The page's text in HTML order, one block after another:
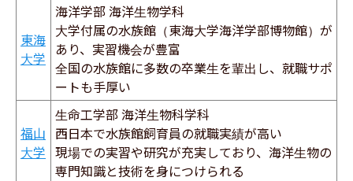
東海
大学
海洋学部 海洋生物学科
大学付属の水族館（東海大学海洋学部博物館）が
あり、実習機会が豊富
全国の水族館に多数の卒業生を輩出し、就職サポ
ートも手厚い
福山
大学
生命工学部 海洋生物科学科
西日本で水族館飼育員の就職実績が高い
現場での実習や研究が充実しており、海洋生物の
専門知識と技術を身につけられる